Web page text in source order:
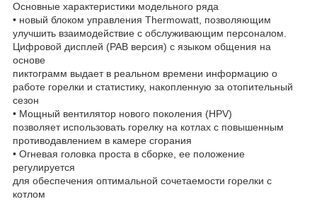
Основные характеристики модельного ряда
• новый блоком управления Thermowatt, позволяющим
улучшить взаимодействие с обслуживающим персоналом.
Цифровой дисплей (PAB версия) с языком общения на
основе
пиктограмм выдает в реальном времени информацию о
работе горелки и статистику, накопленную за отопительный
сезон
• Мощный вентилятор нового поколения (HPV)
позволяет использовать горелку на котлах с повышенным
противодавлением в камере сгорания
• Огневая головка проста в сборке, ее положение
регулируется
для обеспечения оптимальной сочетаемости горелки с
котлом